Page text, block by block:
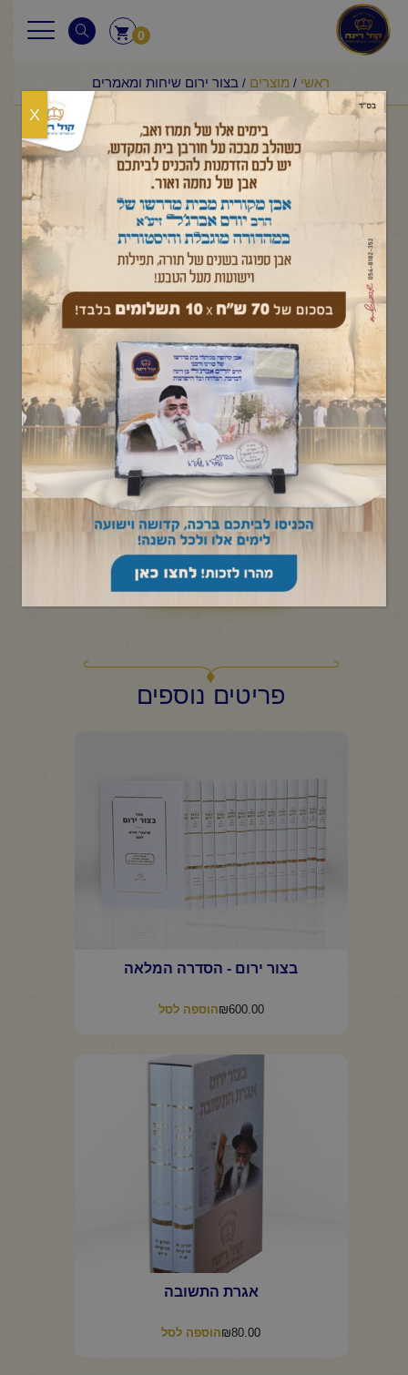
0
ראשי / מוצרים / בצור ירום שיחות ומאמרים
בצור ירום שיחות ומאמרים
₪50.00
פנינים יקרים ואוצרות פז של שיחות ומאמרים בנושאים שונים, היוצאים
מעומק ליבו הטהור של הרב יורם שנערכו בספר זה.
ספרי חסידות
הוספה לסל
פריטים נוספים
בצור ירום - הסדרה המלאה
₪600.00 הוספה לסל
אגרת התשובה
₪80.00 הוספה לסל
X